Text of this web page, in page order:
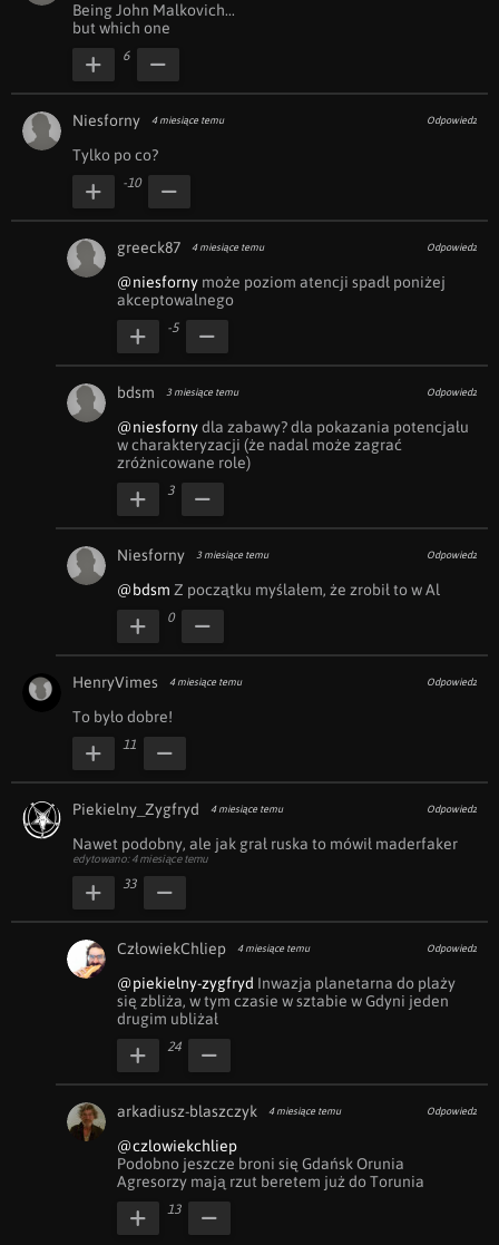
Being John Malkovich...
but which one
6
Niesforny 4 miesiące temu Odpowiedz
Tylko po co?
-10
greeck87 4 miesiące temu Odpowiedz
@niesforny może poziom atencji spadł poniżej
akceptowalnego
-5
bdsm 3 miesiące temu Odpowiedz
@niesforny dla zabawy? dla pokazania potencjału
w charakteryzacji (że nadal może zagrać
zróżnicowane role)
3
Niesforny 3 miesiące temu Odpowiedz
@bdsm Z początku myślałem, że zrobił to w Al
0
HenryVimes 4 miesiące temu Odpowiedz
To było dobre!
11
Piekielny_Zygfryd 4 miesiące temu Odpowiedz
Nawet podobny, ale jak grał ruska to mówił maderfaker
edytowano: 4 miesiące temu
33
CzłowiekChliep 4 miesiące temu Odpowiedz
@piekielny-zygfryd Inwazja planetarna do plaży
się zbliża, w tym czasie w sztabie w Gdyni jeden
drugim ubliżał
24
arkadiusz-blaszczyk 4 miesiące temu Odpowiedz
@czlowiekchliep
Podobno jeszcze broni się Gdańsk Orunia
Agresorzy mają rzut beretem już do Torunia
13